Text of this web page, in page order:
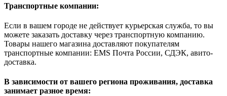
Транспортные компании:
Если в вашем городе не действует курьерская служба, то вы
можете заказать доставку через транспортную компанию.
Товары нашего магазина доставляют покупателям
транспортные компании: EMS Почта России, СДЭК, авито-
доставка.
В зависимости от вашего региона проживания, доставка
занимает разное время: